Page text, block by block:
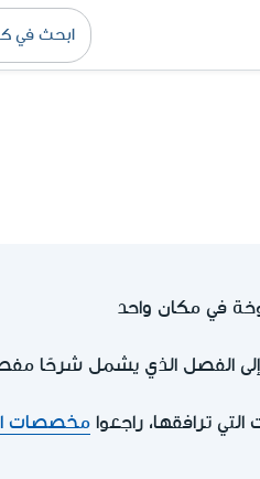
في مكان واحد
إلى الفصل الذي يشمل شرحًا
ترافقها، راجعوا مخصصات